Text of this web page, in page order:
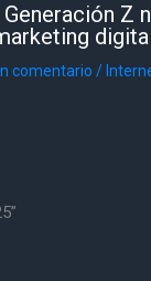
Generación Z
comentario /